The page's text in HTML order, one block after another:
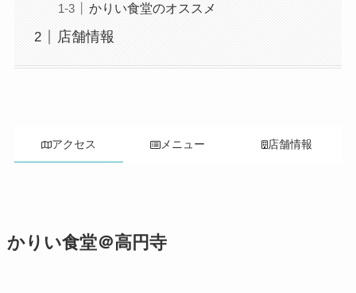
かりい食堂のオススメ
店舗情報
アクセス メニュー 店舗情報
かりい食堂＠高円寺